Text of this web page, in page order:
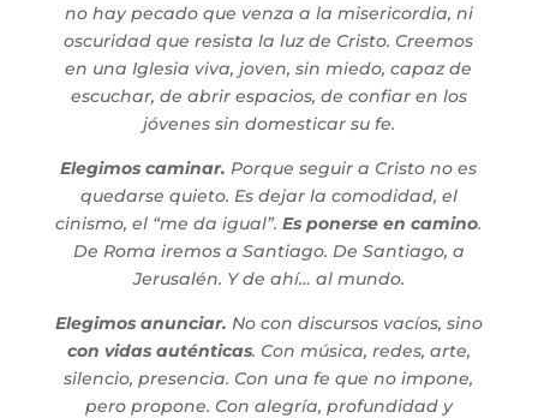
no hay pecado que venza a la misericordia, ni
oscuridad que resista la luz de Cristo. Creemos
en una Iglesia viva, joven, sin miedo, capaz de
escuchar, de abrir espacios, de confiar en los
jóvenes sin domesticar su fe.
Elegimos caminar. Porque seguir a Cristo no es
quedarse quieto. Es dejar la comodidad, el
cinismo, el “me da igual”.Es ponerse en camino.
De Roma iremos a Santiago. De Santiago, a
Jerusalén. Y de ahí… al mundo.
Elegimos anunciar. No con discursos vacíos, sino
con vidas auténticas. Con música, redes, arte,
silencio, presencia. Con una fe que no impone,
pero propone. Con alegría, profundidad y